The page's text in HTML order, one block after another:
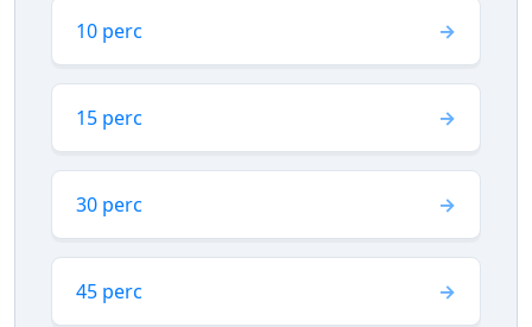
10 perc
15 perc
30 perc
45 perc